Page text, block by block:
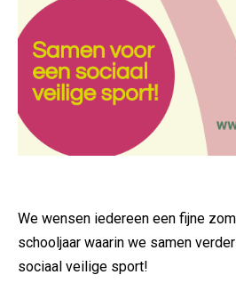
We wensen iedereen een fijne
schooljaar waarin we samen
sociaal veilige sport!